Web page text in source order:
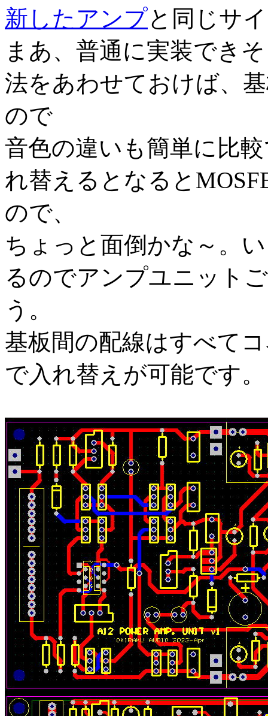
新したアンプと同じサ
まあ、普通に実装でき
法をあわせておけば、
ので
音色の違いも簡単に比
れ替えるとなると
ので、
ちょっと面倒かな～。
るのでアンプユニット
う。
基板間の配線はすべて
で入れ替えが可能です。